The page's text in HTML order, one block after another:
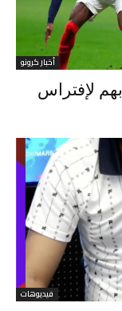
أخبار كرونو
لإفتراس
فيديوهات